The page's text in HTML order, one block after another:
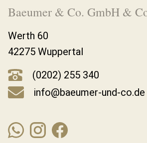
Baeumer & Co. GmbH &
Werth 60
42275 Wuppertal
(0202) 255 340
info@baeumer-und-co.de